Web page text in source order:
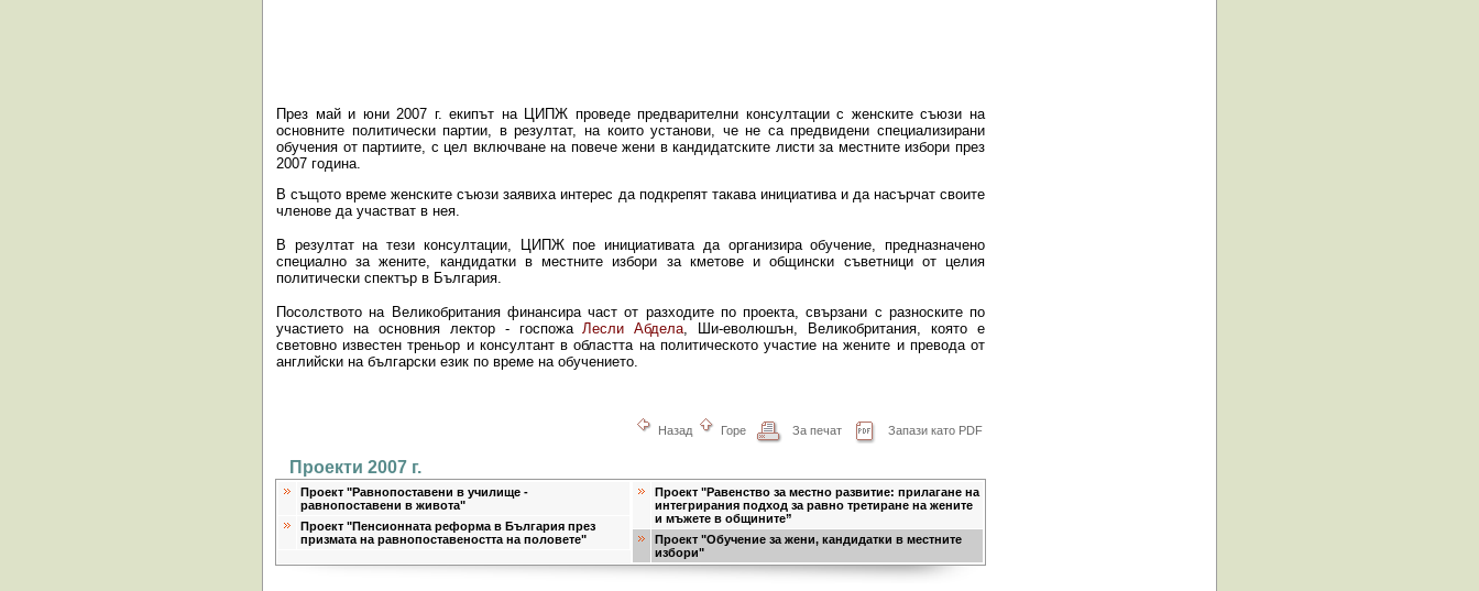
През май и юни 2007 г. екипът на ЦИПЖ проведе предварителни консултации с женските съюзи на
основните политически партии, в резултат, на които установи, че не са предвидени специализирани
обучения от партиите, с цел включване на повече жени в кандидатските листи за местните избори през
2007 година.
В същото време женските съюзи заявиха интерес да подкрепят такава инициатива и да насърчат своите
членове да участват в нея.
В резултат на тези консултации, ЦИПЖ пое инициативата да организира обучение, предназначено
специално за жените, кандидатки в местните избори за кметове и общински съветници от целия
политически спектър в България.
Посолството на Великобритания финансира част от разходите по проекта, свързани с разноските по
участието на основния лектор - госпожаЛесли Абдела, Ши-еволюшън, Великобритания, която е
световно известен треньор и консултант в областта на политическото участие на жените и превода от
английски на български език по време на обучението.
Назад Горе За печат Запази като PDF
Проекти 2007 г.
Проект "Равнопоставени в училище -
равнопоставени в живота"
Проект "Пенсионната реформа в България през
призмата на равнопоставеността на половете"
Проект "Равенство за местно развитие: прилагане на
интегрирания подход за равно третиране на жените
и мъжете в общините”
Проект "Обучение за жени, кандидатки в местните
избори"